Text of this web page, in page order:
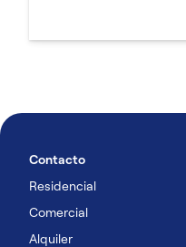
Contacto
Residencial
Comercial
Alquiler